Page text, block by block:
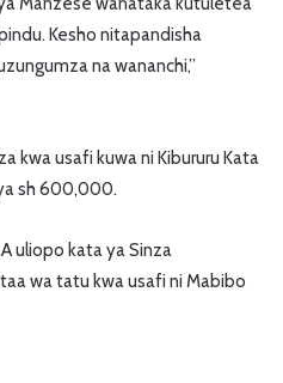
Kesho nitapandisha
na wananchi,”
kwa usafi kuwa ni Kibururu Kata
sh 600,000.
uliopo kata ya Sinza
wa tatu kwa usafi ni Mabibo